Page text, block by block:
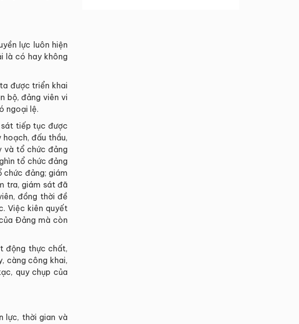
lực luôn hiện
là có hay không
được triển khai
bộ, đảng viên vi
ngoại lệ.
tiếp tục được
đấu thầu,
và tổ chức đảng
tổ chức đảng
chức đảng; giám
tra, giám sát đã
đồng thời đề
Việc kiên quyết
Đảng mà còn
động thực chất,
càng công khai,
quy chụp của
lực, thời gian và